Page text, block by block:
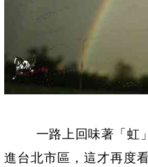
一路上回味著「虹
進台北市區，這才再度